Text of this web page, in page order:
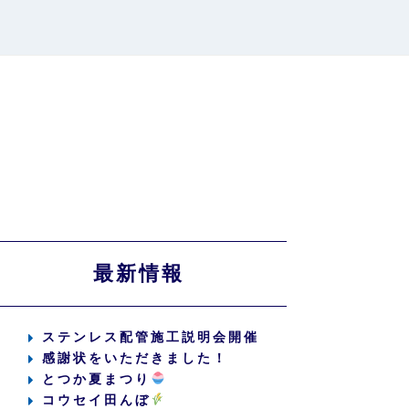
最新情報
ステンレス配管施工説明会開催
感謝状をいただきました！
とつか夏まつり
コウセイ田んぼ